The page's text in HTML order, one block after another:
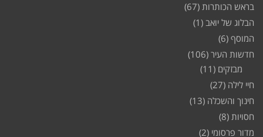
בראש הכותרות (67)
הבלוג של יואב (1)
המוסף (6)
חדשות העיר (106)
מבזקים (11)
חיי לילה (27)
חינוך והשכלה (13)
חסויות (8)
מדור פרסומי (2)